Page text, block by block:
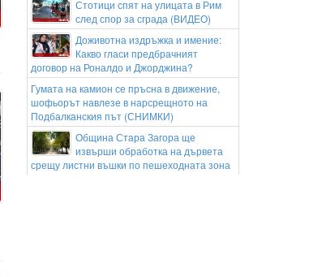
Стотици спят на улицата в Рим
след спор за сграда (ВИДЕО)
Доживотна издръжка и имение:
Какво гласи предбрачният
договор на Роналдо и Джорджина?
Гумата на камион се пръсна в движение,
шофьорът навлезе в нарсрещното на
Подбалканския път (СНИМКИ)
Община Стара Загора ще
извърши обработка на дървета
срещу листни въшки по пешеходната зона